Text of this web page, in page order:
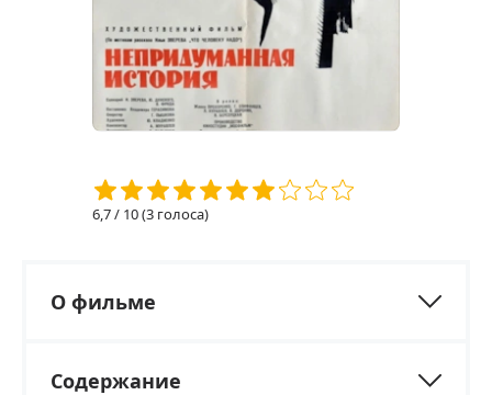
6,7/ 10 (3 голоса)
О фильме
Содержание